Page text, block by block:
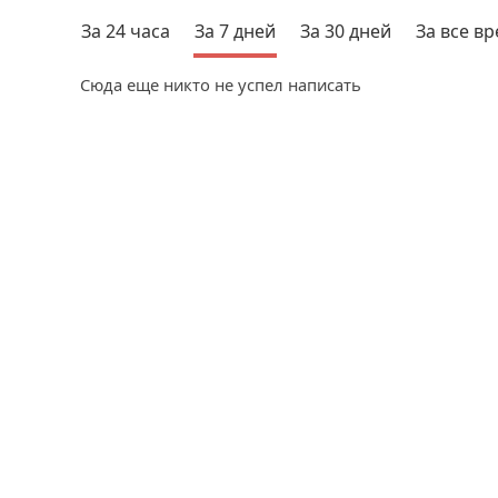
За 24 часа За 7 дней За 30 дней За все
Сюда еще никто не успел написать